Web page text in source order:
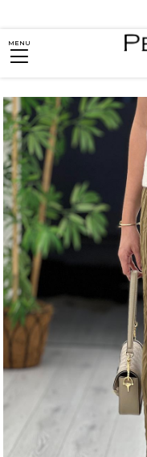
MENU